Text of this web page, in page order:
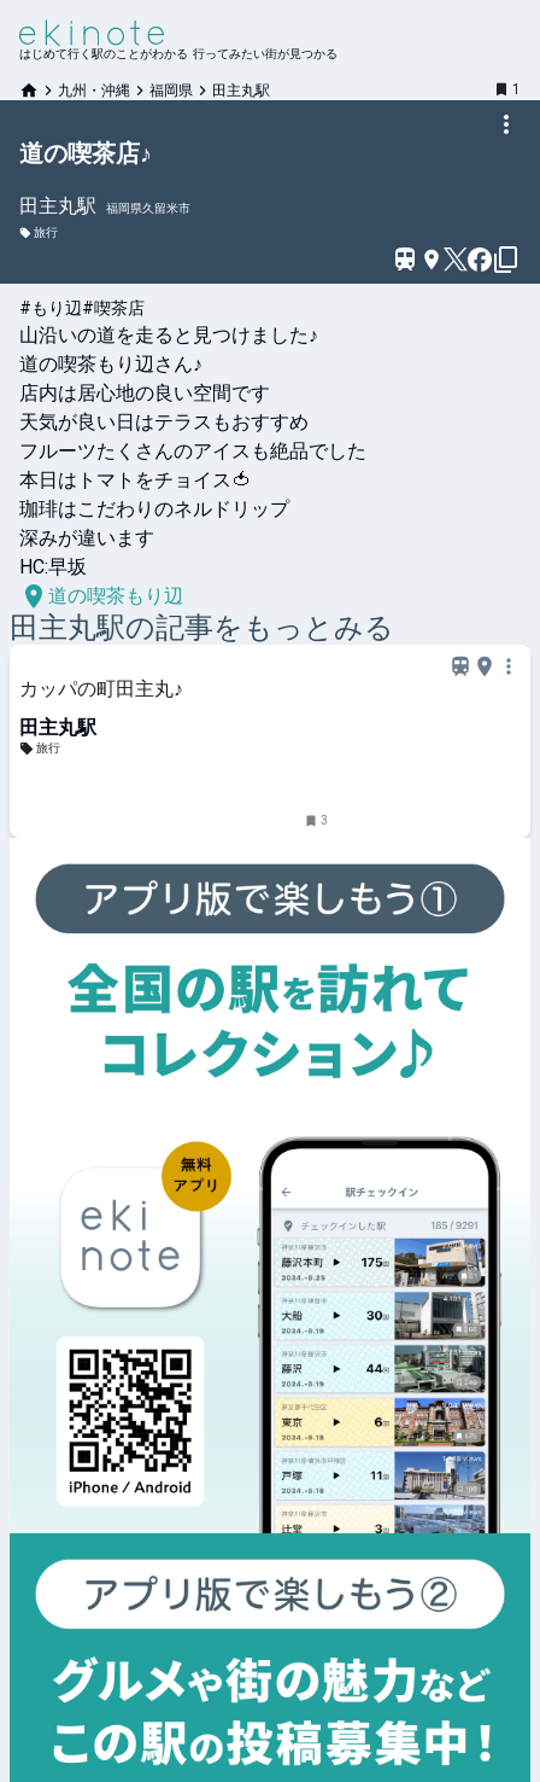
はじめて行く駅のことがわかる 行ってみたい街が見つかる
九州・沖縄 福岡県 田主丸駅 1
道の喫茶店♪
田主丸駅
福岡県久留米市
旅行
#もり辺 #喫茶店
山沿いの道を走ると見つけました♪
道の喫茶もり辺さん♪
店内は居心地の良い空間です
天気が良い日はテラスもおすすめ
フルーツたくさんのアイスも絶品でした
本日はトマトをチョイス🍅
珈琲はこだわりのネルドリップ
深みが違います
HC:早坂
道の喫茶もり辺
田主丸駅の記事をもっとみる
カッパの町田主丸♪
田主丸駅
旅行
3